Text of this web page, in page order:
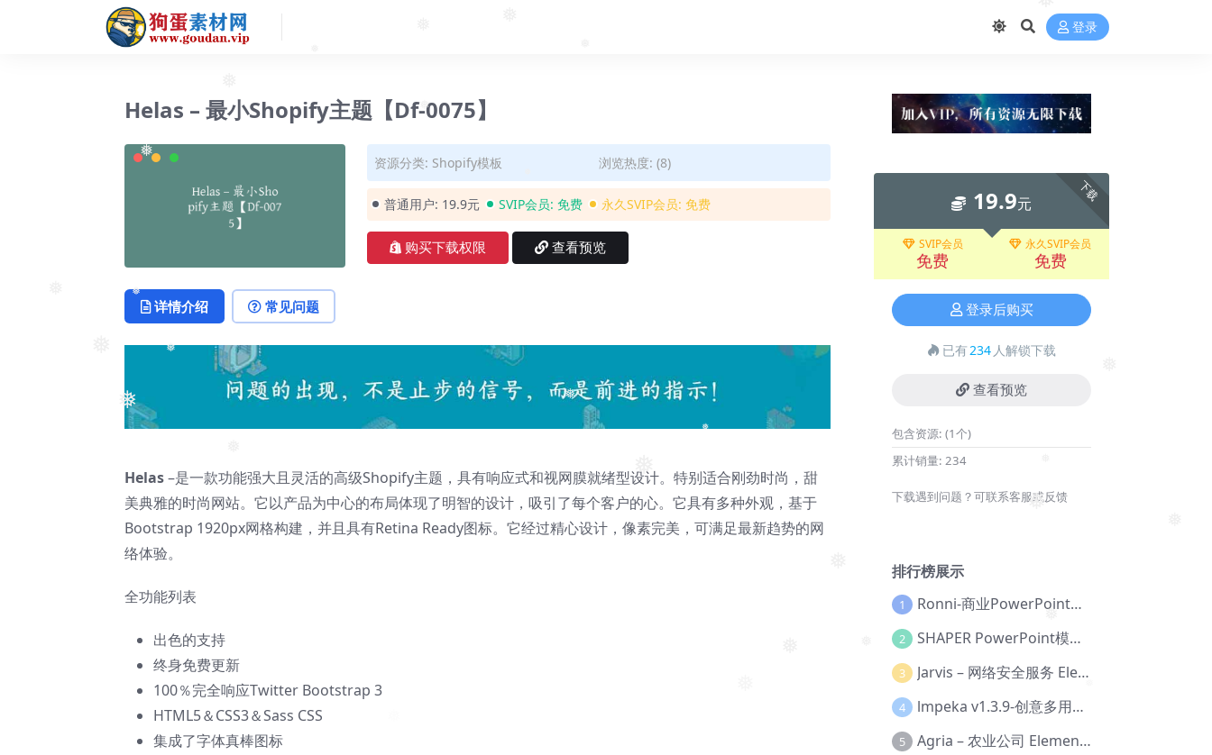
❅
❅
❅
❅
❅
❅
❅ 登录
Helas – 最小Shopify主题【Df-0075】
资源分类: Shopify模板 浏览热度: (8)
普通用户: 19.9元 SVIP会员: 免费 永久SVIP会员: 免费
购买下载权限 查看预览
详情介绍 常见问题
Helas–是一款功能强大且灵活的高级Shopify主题，具有响应式和视网膜就绪型设计。特别适合刚劲时尚，甜
美典雅的时尚网站。它以产品为中心的布局体现了明智的设计，吸引了每个客户的心。它具有多种外观，基于
Bootstrap 1920px网格构建，并且具有Retina Ready图标。它经过精心设计，像素完美，可满足最新趋势的网
络体验。
全功能列表
出色的支持
终身免费更新
100％完全响应Twitter Bootstrap 3
HTML5＆CSS3＆Sass CSS
集成了字体真棒图标
下载
19.9元
SVIP会员
免费
永久SVIP会员
免费
登录后购买
已有234 人解锁下载
查看预览
包含资源: (1个)
累计销量: 234
下载遇到问题？可联系客服或反馈
排行榜展示
1 Ronni-商业PowerPoint模板【Dc-0077】
2 SHAPER PowerPoint模板【Dc-0184】
3 Jarvis – 网络安全服务 Elementor 模板套件【Aa-0035】
4 lmpeka v1.3.9-创意多用途 WordPress 主题【Be-0064】
5 Agria – 农业公司 Elementor Pro 模板套件【Aa-0003】